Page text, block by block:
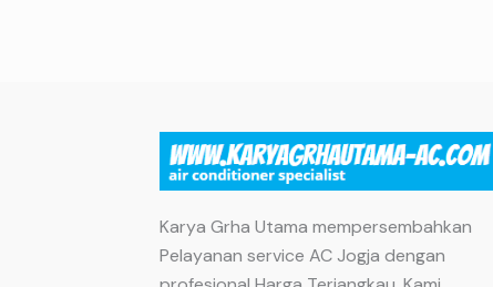
Karya Grha Utama mempersembahkan
Pelayanan service AC Jogja dengan